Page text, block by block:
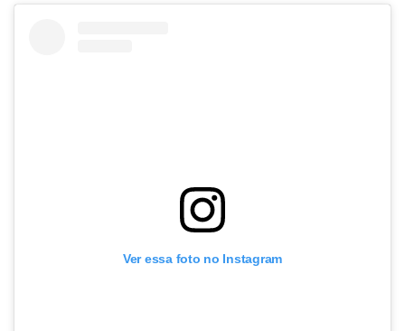
Ver essa foto no Instagram